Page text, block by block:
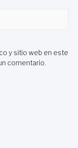
y sitio web en este
comentario.